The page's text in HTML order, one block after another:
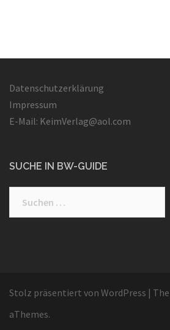
Datenschutzerklärung
Impressum
E-Mail: KeimVerlag@aol.com
SUCHE IN BW-GUIDE
Stolz präsentiert von WordPress |
aThemes.